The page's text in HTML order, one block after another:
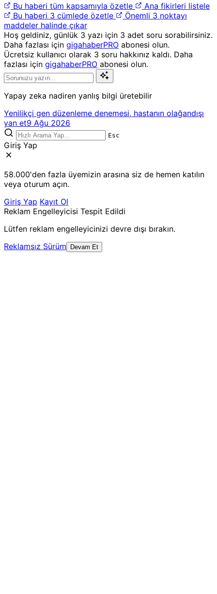
Bu haberi tüm kapsamıyla özetle
Ana fikirleri listele
Bu haberi 3 cümlede özetle
Önemli 3 noktayı
maddeler halinde çıkar
Hoş geldiniz, günlük 3 yazı için 3 adet soru sorabilirsiniz.
Daha fazlası için gigahaberPRO abonesi olun.
Ücretsiz kullanıcı olarak 3 soru hakkınız kaldı. Daha
fazlası için gigahaberPRO abonesi olun.
Yapay zeka nadiren yanlış bilgi üretebilir
Yenilikçi gen düzenleme denemesi, hastanın olağandışı
yan et9 Ağu 2026
Esc
Giriş Yap
58.000'den fazla üyemizin arasına siz de hemen katılın
veya oturum açın.
Giriş Yap Kayıt Ol
Reklam Engelleyicisi Tespit Edildi
Lütfen reklam engelleyicinizi devre dışı bırakın.
Reklamsız Sürüm
Devam Et